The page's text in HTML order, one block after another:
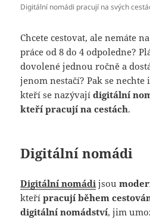
Digitální nomádi pracují na svých
Chcete cestovat, ale nemáte
práce od 8 do 4 odpoledne?
dovolené jednou ročně a
jenom nestačí? Pak se
kteří se nazývajídigitální
kteří pracují na cestách.
Digitální nomádi
Digitální nomádi jsou
kteřípracují během
digitální nomádství, jim